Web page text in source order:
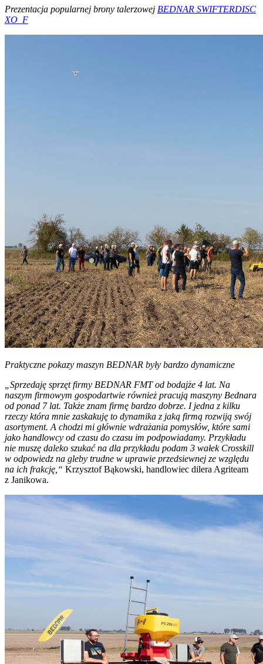
Prezentacja popularnej brony talerzowej BEDNAR SWIFTERDISC
XO_F
Praktyczne pokazy maszyn BEDNAR były bardzo dynamiczne
„Sprzedaję sprzęt firmy BEDNAR FMT od bodajże 4 lat. Na
naszym firmowym gospodartwie również pracują maszyny Bednara
od ponad 7 lat. Także znam firmę bardzo dobrze. I jedna z kilku
rzeczy która mnie zaskakuję to dynamika z jaką firmą rozwiją swój
asortyment. A chodzi mi głównie wdrażania pomysłów, które sami
jako handlowcy od czasu do czasu im podpowiadamy. Przykładu
nie muszę daleko szukać na dla przykładu podam 3 wałek Crosskill
w odpowiedz na gleby trudne w uprawie przedsiewnej ze względu
na ich frakcję,“ Krzysztof Bąkowski, handlowiec dilera Agriteam
z Janikowa.